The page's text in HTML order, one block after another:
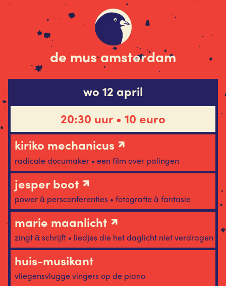
de mus amsterdam
wo 12 april
20:30 uur • 10 euro
kiriko mechanicus
radicale documaker • een film over palingen
jesper boot
power & persconferenties • fotografie & fantasie
marie maanlicht
zingt & schrijft • liedjes die het daglicht niet verdragen
huis-musikant
vliegensvlugge vingers op de piano